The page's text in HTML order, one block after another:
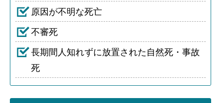
原因が不明な死亡
不審死
長期間人知れずに放置された自然死・事故
死